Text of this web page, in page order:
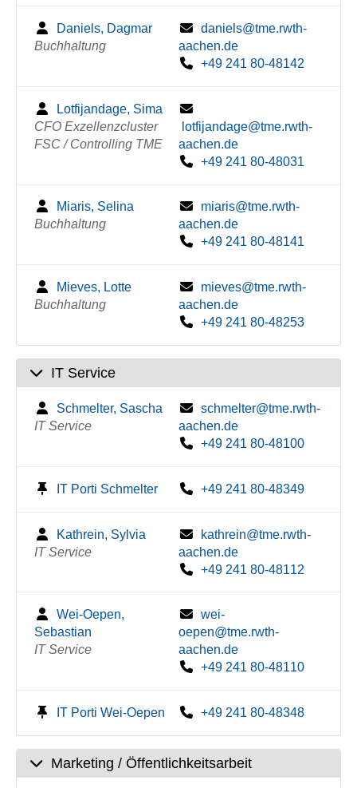
Daniels, Dagmar
Buchhaltung
daniels@tme.rwth-
aachen.de
+49 241 80-48142
Lotfijandage, Sima
CFO Exzellenzcluster
FSC / Controlling TME
lotfijandage@tme.rwth-
aachen.de
+49 241 80-48031
Miaris, Selina
Buchhaltung
miaris@tme.rwth-
aachen.de
+49 241 80-48141
Mieves, Lotte
Buchhaltung
mieves@tme.rwth-
aachen.de
+49 241 80-48253
IT Service
Schmelter, Sascha
IT Service
schmelter@tme.rwth-
aachen.de
+49 241 80-48100
IT Porti Schmelter +49 241 80-48349
Kathrein, Sylvia
IT Service
kathrein@tme.rwth-
aachen.de
+49 241 80-48112
Wei-Oepen,
Sebastian
IT Service
wei-
oepen@tme.rwth-
aachen.de
+49 241 80-48110
IT Porti Wei-Oepen +49 241 80-48348
Marketing / Öffentlichkeitsarbeit